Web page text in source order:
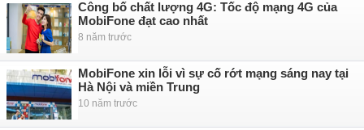
Công bố chất lượng 4G: Tốc độ mạng 4G của
MobiFone đạt cao nhất
8 năm trước
MobiFone xin lỗi vì sự cố rớt mạng sáng nay tại
Hà Nội và miền Trung
10 năm trước